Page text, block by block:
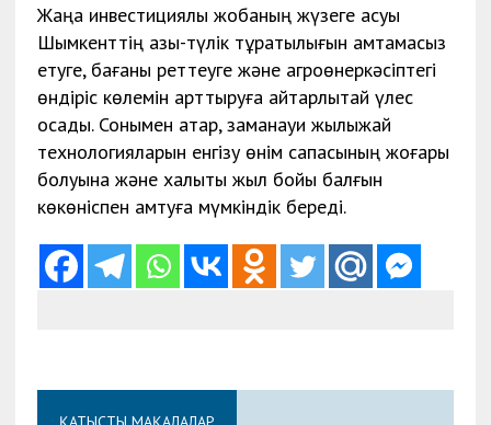
Жаңа инвестициялық жобаның жүзеге асуы
Шымкенттің азық-түлік тұрақтылығын қамтамасыз
етуге, бағаны реттеуге және агроөнеркәсіптегі
өндіріс көлемін арттыруға айтарлықтай үлес
қосады. Сонымен қатар, заманауи жылыжай
технологияларын енгізу өнім сапасының жоғары
болуына және халықты жыл бойы балғын
көкөніспен қамтуға мүмкіндік береді.